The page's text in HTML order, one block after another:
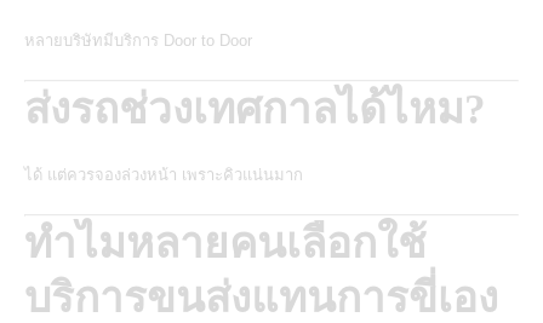
หลายบริษัทมีบริการ Door to Door
ส่งรถช่วงเทศกาลได้ไหม?
ได้ แต่ควรจองล่วงหน้า เพราะคิวแน่นมาก
ทำไมหลายคนเลือกใช้
บริการขนส่งแทนการขี่เอง